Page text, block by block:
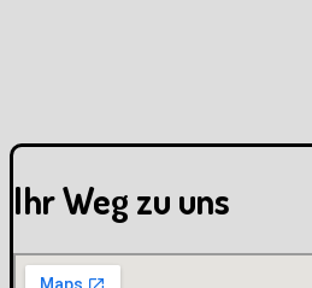
Ihr Weg zu uns